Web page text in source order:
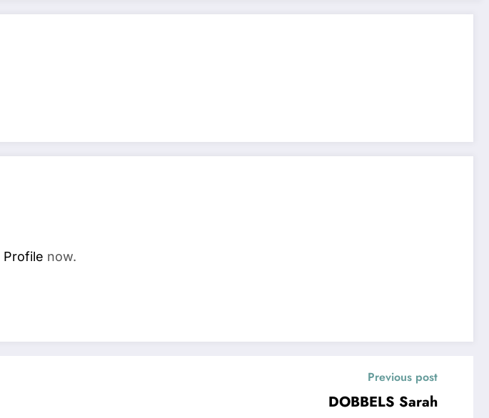
Profile now.
Previous post
DOBBELS Sarah